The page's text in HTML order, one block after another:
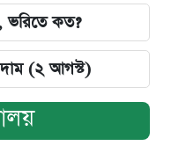
ভরিতে কত?
দাম (২ আগস্ট)